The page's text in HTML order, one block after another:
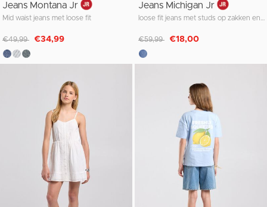
Jeans Montana Jr
Mid waist jeans met loose fit
Afgeprijsd van
€49,99 naar
€34,99
Jeans Michigan Jr
Afgeprijsd van
€59,99 naar
€18,00